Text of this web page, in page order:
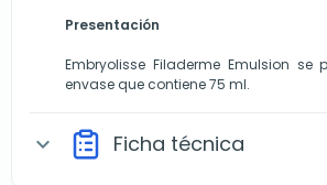
Presentación
Embryolisse Filaderme Emulsion se
envase que contiene 75 ml.
expand_more Ficha técnica